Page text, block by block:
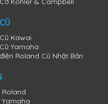
Yamaha YDP-103
Kawai
Yamaha
Roland Cũ Nhật Bản